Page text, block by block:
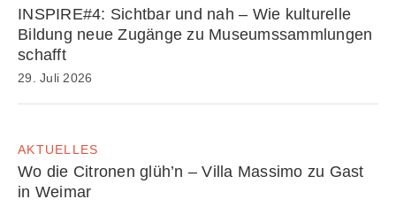
INSPIRE#4: Sichtbar und nah – Wie kulturelle
Bildung neue Zugänge zu Museumssammlungen
schafft
29. Juli 2026
AKTUELLES
Wo die Citronen glüh’n – Villa Massimo zu Gast
in Weimar